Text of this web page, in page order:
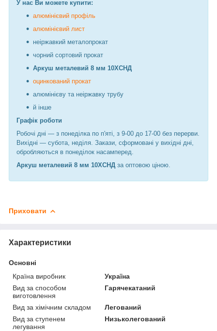
У нас Ви можете купити:
алюмінієвий профіль
алюмінієвий лист
неіржавкий металопрокат
чорний сортовий прокат
Аркуш металевий 8 мм 10ХСНД
оцинкований прокат
алюмінієву та неіржавку трубу
й інше
Графік роботи
Робочі дні — з понеділка по п'яті, з 9-00 до 17-00 без перерви.
Вихідні — субота, неділя. Закази, сформовані у вихідні дні,
обробляються в понеділок насамперед.
Аркуш металевий 8 мм 10ХСНД за оптовою ціною.
Приховати
Характеристики
Основні
Країна виробник
Україна
Вид за способом
виготовлення
Гарячекатаний
Вид за хімічним складом
Легований
Вид за ступенем
легування
Низьколегований